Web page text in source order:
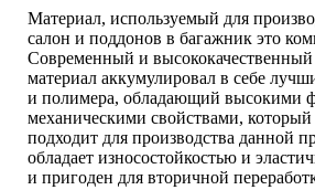
Материал, используемый для
салон и поддонов в багажник это
Современный и
материал аккумулировал в себе
и полимера, обладающий высокими
механическими свойствами, который
подходит для производства данной
обладает износостойкостью и
и пригоден для вторичной